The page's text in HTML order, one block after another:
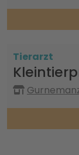
Tierarzt